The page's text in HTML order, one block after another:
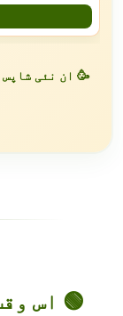
🥳 ان نئی
🟢 اس